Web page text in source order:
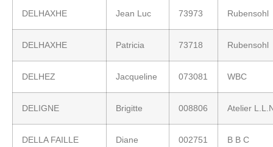
DELHAXHE Jean Luc 73973 Rubensohl
DELHAXHE Patricia 73718 Rubensohl
DELHEZ Jacqueline 073081 WBC
DELIGNE Brigitte 008806 Atelier
DELLA FAILLE Diane 002751 B B C